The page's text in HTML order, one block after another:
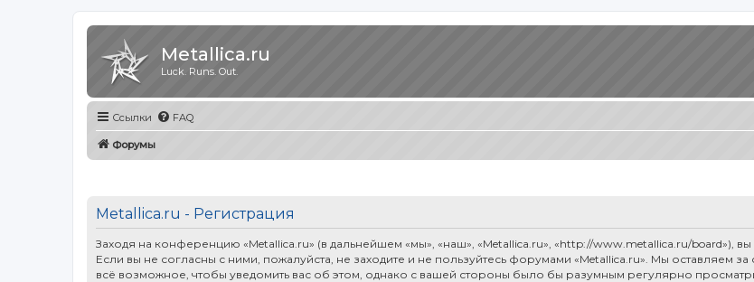
Metallica.ru
Luck. Runs. Out.
Ссылки FAQ
Форумы
Metallica.ru - Регистрация
Заходя на конференцию «Metallica.ru» (в дальнейшем «мы», «наш», «Metallica.ru», «http://www.metallica.ru/board»),
Если вы не согласны с ними, пожалуйста, не заходите и не пользуйтесь форумами «Metallica.ru». Мы оставляем
всё возможное, чтобы уведомить вас об этом, однако с вашей стороны было бы разумным регулярно